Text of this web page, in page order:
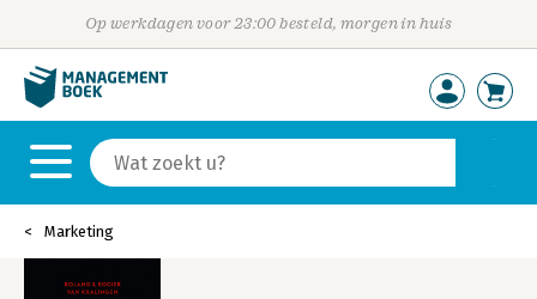
Op werkdagen voor 23:00 besteld, morgen in huis
Marketing